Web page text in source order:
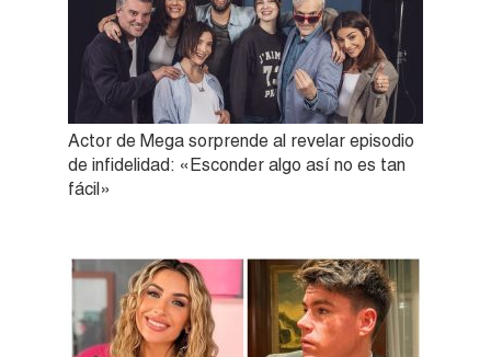
Actor de Mega sorprende al revelar episodio
de infidelidad: «Esconder algo así no es tan
fácil»